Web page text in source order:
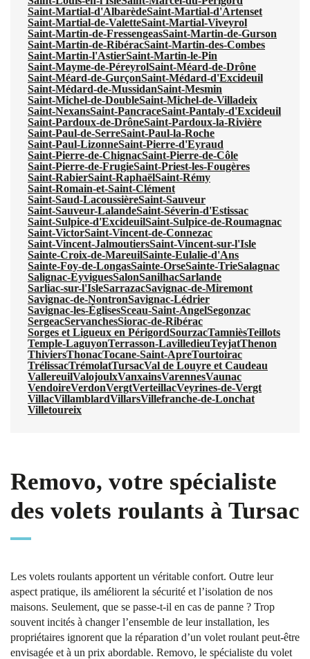
Saint-Martial-d'AlbarèdeSaint-Martial-d'Artenset
Saint-Martial-de-ValetteSaint-Martial-Viveyrol
Saint-Martin-de-FressengeasSaint-Martin-de-Gurson
Saint-Martin-de-RibéracSaint-Martin-des-Combes
Saint-Martin-l'AstierSaint-Martin-le-Pin
Saint-Mayme-de-PéreyrolSaint-Méard-de-Drône
Saint-Méard-de-GurçonSaint-Médard-d'Excideuil
Saint-Médard-de-MussidanSaint-Mesmin
Saint-Michel-de-DoubleSaint-Michel-de-Villadeix
Saint-NexansSaint-PancraceSaint-Pantaly-d'Excideuil
Saint-Pardoux-de-DrôneSaint-Pardoux-la-Rivière
Saint-Paul-de-SerreSaint-Paul-la-Roche
Saint-Paul-LizonneSaint-Pierre-d'Eyraud
Saint-Pierre-de-ChignacSaint-Pierre-de-Côle
Saint-Pierre-de-FrugieSaint-Priest-les-Fougères
Saint-RabierSaint-RaphaëlSaint-Rémy
Saint-Romain-et-Saint-Clément
Saint-Saud-LacoussièreSaint-Sauveur
Saint-Sauveur-LalandeSaint-Séverin-d'Estissac
Saint-Sulpice-d'ExcideuilSaint-Sulpice-de-Roumagnac
Saint-VictorSaint-Vincent-de-Connezac
Saint-Vincent-JalmoutiersSaint-Vincent-sur-l'Isle
Sainte-Croix-de-MareuilSainte-Eulalie-d'Ans
Sainte-Foy-de-LongasSainte-OrseSainte-TrieSalagnac
Salignac-EyviguesSalonSanilhacSarlande
Sarliac-sur-l'IsleSarrazacSavignac-de-Miremont
Savignac-de-NontronSavignac-Lédrier
Savignac-les-ÉglisesSceau-Saint-AngelSegonzac
SergeacServanchesSiorac-de-Ribérac
Sorges et Ligueux en PérigordSourzacTamnièsTeillots
Temple-LaguyonTerrasson-LavilledieuTeyjatThenon
ThiviersThonacTocane-Saint-ApreTourtoirac
TrélissacTrémolatTursacVal de Louyre et Caudeau
VallereuilValojoulxVanxainsVarennesVaunac
VendoireVerdonVergtVerteillacVeyrines-de-Vergt
VillacVillamblardVillarsVillefranche-de-Lonchat
Villetoureix
Removo, votre spécialiste
des volets roulants à Tursac
Les volets roulants apportent un véritable confort. Outre leur
aspect pratique, ils améliorent la sécurité et l’isolation de nos
maisons. Seulement, que se passe-t-il en cas de panne ? Trop
souvent incités à changer l’ensemble de leur installation, les
propriétaires ignorent que la réparation d’un volet roulant peut-être
envisagée et à un prix abordable. Removo, le spécialiste du volet